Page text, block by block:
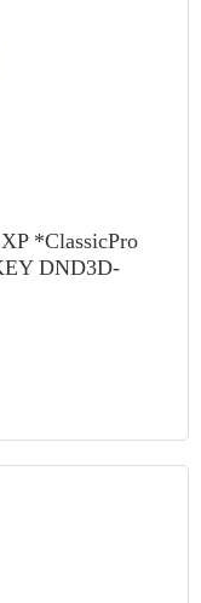
*ClassicPro
DND3D-